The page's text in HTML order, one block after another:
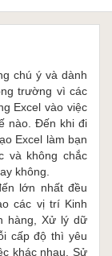
chú ý và dành
trường vì các
Excel vào việc
nào. Đến khi đi
Excel làm bạn
và không chắc
không.
lớn nhất đều
các vị trí Kinh
hàng, Xử lý dữ
cấp độ thì yêu
khác nhau. Sử